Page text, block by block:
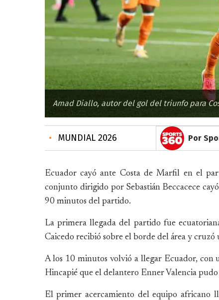
Amad Diallo, autor del gol del triunfo para
• MUNDIAL 2026 Por
Ecuador cayó ante Costa de Marfil en el
conjunto dirigido por Sebastián Beccacece
90 minutos del partido.
La primera llegada del partido fue
Caicedo recibió sobre el borde del área y cruzó
A los 10 minutos volvió a llegar Ecuador, con
Hincapié que el delantero Enner Valencia
El primer acercamiento del equipo africano